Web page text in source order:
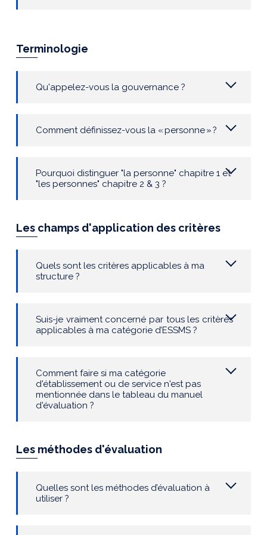
Terminologie
Qu'appelez-vous la gouvernance ?
Comment définissez-vous la « personne » ?
Pourquoi distinguer "la personne" chapitre 1 et
"les personnes" chapitre 2 & 3 ?
Les champs d'application des critères
Quels sont les critères applicables à ma
structure ?
Suis-je vraiment concerné par tous les critères
applicables à ma catégorie d’ESSMS ?
Comment faire si ma catégorie
d'établissement ou de service n'est pas
mentionnée dans le tableau du manuel
d'évaluation ?
Les méthodes d'évaluation
Quelles sont les méthodes d’évaluation à
utiliser ?